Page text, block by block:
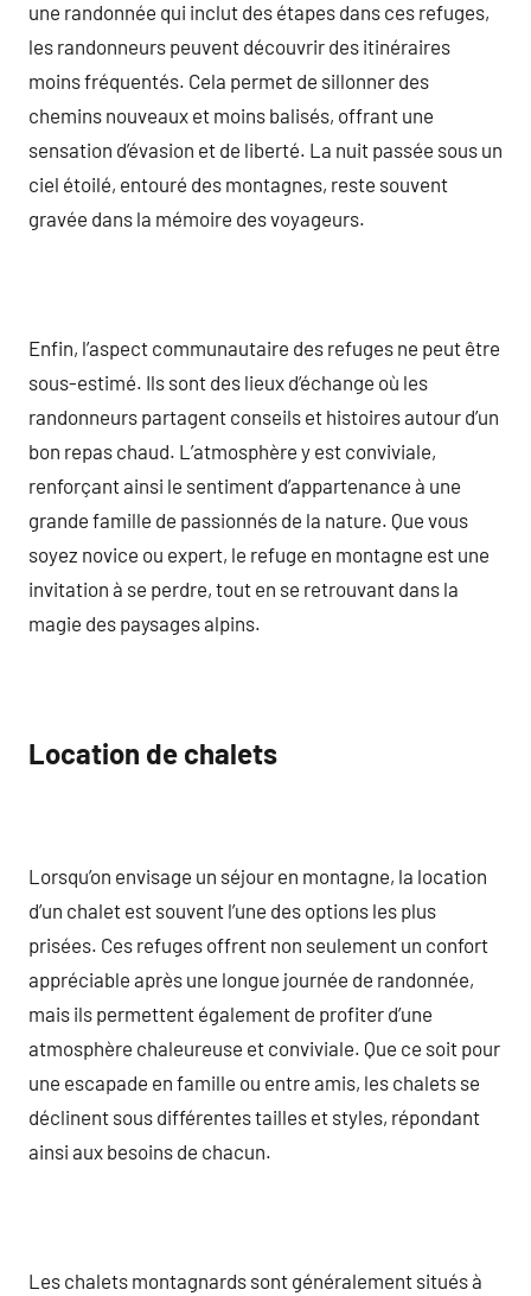
une randonnée qui inclut des étapes dans ces refuges,
les randonneurs peuvent découvrir des itinéraires
moins fréquentés. Cela permet de sillonner des
chemins nouveaux et moins balisés, offrant une
sensation d’évasion et de liberté. La nuit passée sous un
ciel étoilé, entouré des montagnes, reste souvent
gravée dans la mémoire des voyageurs.
Enfin, l’aspect communautaire des refuges ne peut être
sous-estimé. Ils sont des lieux d’échange où les
randonneurs partagent conseils et histoires autour d’un
bon repas chaud. L’atmosphère y est conviviale,
renforçant ainsi le sentiment d’appartenance à une
grande famille de passionnés de la nature. Que vous
soyez novice ou expert, le refuge en montagne est une
invitation à se perdre, tout en se retrouvant dans la
magie des paysages alpins.
Location de chalets
Lorsqu’on envisage un séjour en montagne, la location
d’un chalet est souvent l’une des options les plus
prisées. Ces refuges offrent non seulement un confort
appréciable après une longue journée de randonnée,
mais ils permettent également de profiter d’une
atmosphère chaleureuse et conviviale. Que ce soit pour
une escapade en famille ou entre amis, les chalets se
déclinent sous différentes tailles et styles, répondant
ainsi aux besoins de chacun.
Les chalets montagnards sont généralement situés à